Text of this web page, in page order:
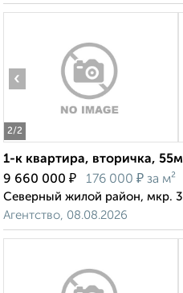
2/2
‹
1-к квартира, вторичка,
9 660 000 ₽ 176 000 ₽ за м²
Северный жилой район, мкр.
Агентство, 08.08.2026